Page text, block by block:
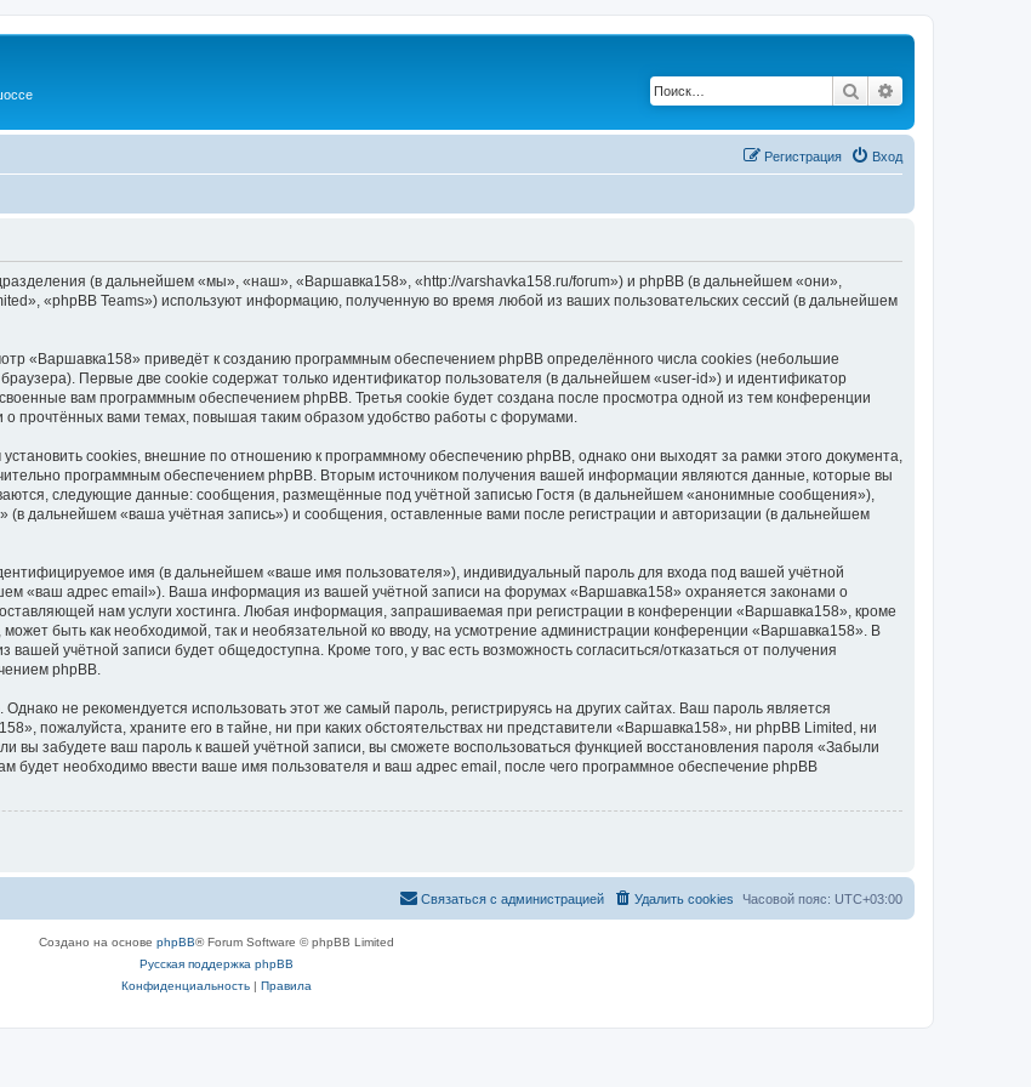
Поиск
Вход
Регистрация
(в дальнейшем «мы», «наш», «Варшавка158», «http://varshavka158.ru/forum») и phpBB (в дальнейшем «они»,
«phpBB Teams») используют информацию, полученную во время любой из ваших пользовательских сессий (в дальнейшем
«Варшавка158» приведёт к созданию программным обеспечением phpBB определённого числа cookies (небольшие
Первые две cookie содержат только идентификатор пользователя (в дальнейшем «user-id») и идентификатор
вам программным обеспечением phpBB. Третья cookie будет создана после просмотра одной из тем конференции
прочтённых вами темах, повышая таким образом удобство работы с форумами.
cookies, внешние по отношению к программному обеспечению phpBB, однако они выходят за рамки этого документа,
программным обеспечением phpBB. Вторым источником получения вашей информации являются данные, которые вы
следующие данные: сообщения, размещённые под учётной записью Гостя (в дальнейшем «анонимные сообщения»),
дальнейшем «ваша учётная запись») и сообщения, оставленные вами после регистрации и авторизации (в дальнейшем
имя (в дальнейшем «ваше имя пользователя»), индивидуальный пароль для входа под вашей учётной
«ваш адрес email»). Ваша информация из вашей учётной записи на форумах «Варшавка158» охраняется законами о
нам услуги хостинга. Любая информация, запрашиваемая при регистрации в конференции «Варшавка158», кроме
быть как необходимой, так и необязательной ко вводу, на усмотрение администрации конференции «Варшавка158». В
учётной записи будет общедоступна. Кроме того, у вас есть возможность согласиться/отказаться от получения
phpBB.
не рекомендуется использовать этот же самый пароль, регистрируясь на других сайтах. Ваш пароль является
пожалуйста, храните его в тайне, ни при каких обстоятельствах ни представители «Варшавка158», ни phpBB Limited, ни
вы забудете ваш пароль к вашей учётной записи, вы сможете воспользоваться функцией восстановления пароля «Забыли
необходимо ввести ваше имя пользователя и ваш адрес email, после чего программное обеспечение phpBB
Часовой пояс: UTC+03:00
Удалить cookies
Связаться с администрацией
Создано на основе phpBB® Forum Software © phpBB Limited
Русская поддержка phpBB
Конфиденциальность| Правила